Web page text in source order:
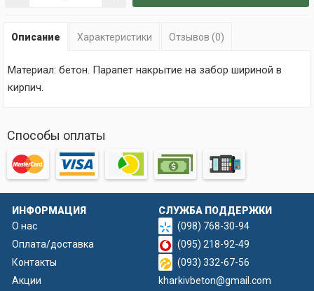
Описание Характеристики Отзывов (0)
Материал: бетон. Парапет накрытие на забор шириной в
кирпич.
Способы оплаты
ИНФОРМАЦИЯ
О нас
Оплата/доставка
Контакты
Акции
СЛУЖБА ПОДДЕРЖКИ
(098) 768-30-94
(095) 218-92-49
(093) 332-67-56
kharkivbeton@gmail.com